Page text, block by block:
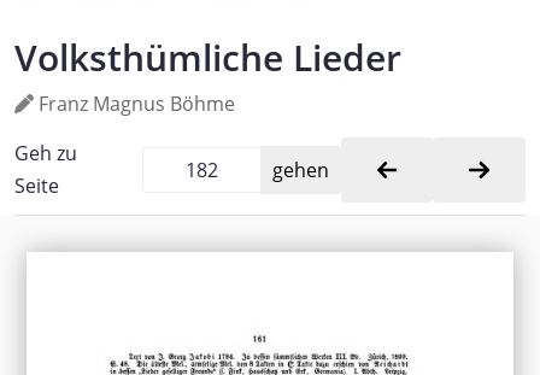
Volksthümliche Lieder
Franz Magnus Böhme
Geh zu
Seite